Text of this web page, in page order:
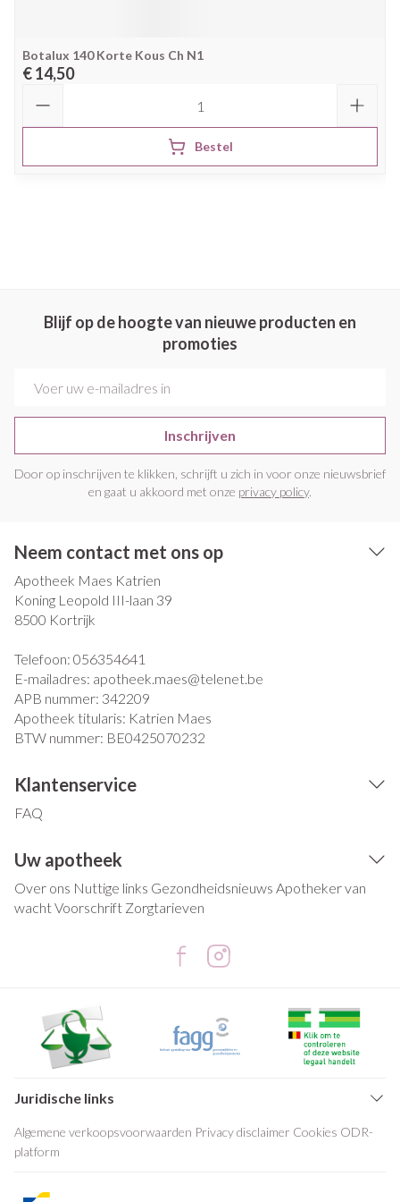
Botalux 140 Korte Kous Ch N1
€ 14,50
Bestel
Blijf op de hoogte van nieuwe producten en
promoties
Inschrijven
Door op inschrijven te klikken, schrijft u zich in voor onze nieuwsbrief
en gaat u akkoord met onze privacy policy.
Neem contact met ons op
Apotheek Maes Katrien
Koning Leopold III-laan 39
8500 Kortrijk
Telefoon: 056354641
E-mailadres: apotheek.maes@telenet.be
APB nummer: 342209
Apotheek titularis: Katrien Maes
BTW nummer: BE0425070232
Klantenservice
FAQ
Uw apotheek
Over ons Nuttige links Gezondheidsnieuws Apotheker van
wachtVoorschrift Zorgtarieven
Juridische links
Algemene verkoopsvoorwaarden Privacy disclaimer Cookies ODR-
platform